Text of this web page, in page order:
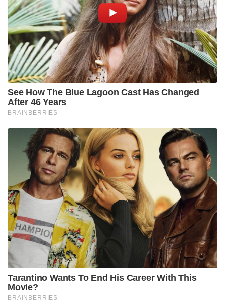
See How The Blue Lagoon Cast Has Changed
After 46 Years
BRAINBERRIES
Tarantino Wants To End His Career With This
Movie?
BRAINBERRIES